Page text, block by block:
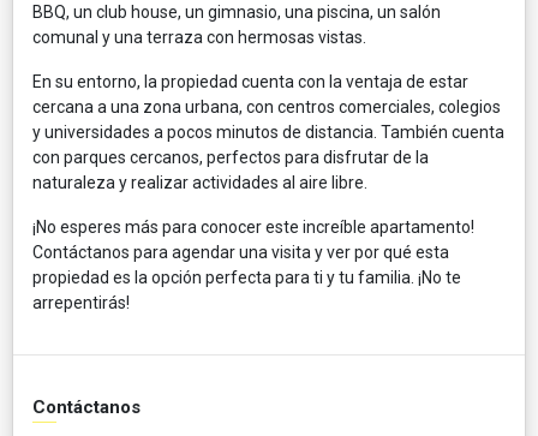
BBQ, un club house, un gimnasio, una piscina, un salón
comunal y una terraza con hermosas vistas.
En su entorno, la propiedad cuenta con la ventaja de estar
cercana a una zona urbana, con centros comerciales, colegios
y universidades a pocos minutos de distancia. También cuenta
con parques cercanos, perfectos para disfrutar de la
naturaleza y realizar actividades al aire libre.
¡No esperes más para conocer este increíble apartamento!
Contáctanos para agendar una visita y ver por qué esta
propiedad es la opción perfecta para ti y tu familia. ¡No te
arrepentirás!
Contáctanos